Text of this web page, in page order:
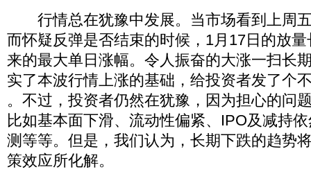
行情总在犹豫中发展。当市场看到上周
而怀疑反弹是否结束的时候，1月17日的放
来的最大单日涨幅。令人振奋的大涨一扫长
实了本波行情上涨的基础，给投资者发了个
。不过，投资者仍然在犹豫，因为担心的问
比如基本面下滑、流动性偏紧、IPO及减持
测等等。但是，我们认为，长期下跌的趋势
策效应所化解。